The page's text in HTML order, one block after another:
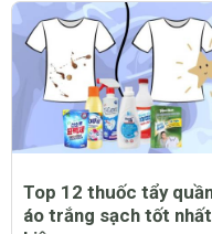
Trẻ bị sởi có biểu hiện
như thế nào?